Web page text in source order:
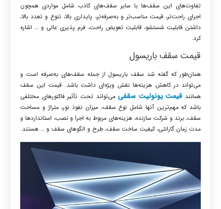
تفاوت‌های این سقف‌ها با سایر سقف‌های کاذب شامل مواردی همچون
اجرای راحت‌تر، قیمت مناسب‌تر و به‌صرفه‌تر، پایداری بالا، تنوع و تعدد بالا،
داشتن قابلیت شستشو، قابلیت تعویض راحت، فرم پذیری عالی و … اشاره
کرد.
قیمت سقف باریسول
همان‌طور که گفته شد سقف باریسول از جمله سقف‌های به‌صرفه است و
می‌تواند در کاهش هزینه‌ها نقش ویژه‌ای داشت باشد. قیمت این سقف
همانند قیمت یونولیت سقفیمی‌تواند تحت تأثیر فاکتورهای مختلفی
باشد که مهم‌ترین آنها شامل نوع سقف، میزان نفوذ نور، متراژ و مساحت
سقف، برند و شرکت سازنده، هزینه‌های مربوط به اجرا و نصب، استانداردها و
مدت زمان گارانتی، کیفیت ساخت سقف، طرح و الگوهای سقف و … هستند.